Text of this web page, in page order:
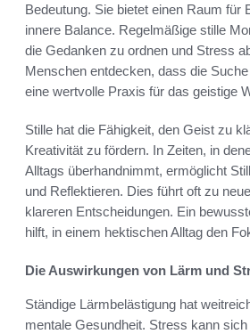
Bedeutung. Sie bietet einen Raum für
innere Balance. Regelmäßige stille
die Gedanken zu ordnen und Stress
Menschen entdecken, dass die
eine wertvolle Praxis für das geistige
Stille hat die Fähigkeit, den Geist zu
Kreativität zu fördern. In Zeiten, in
Alltags überhandnimmt, ermöglicht
und Reflektieren. Dies führt oft zu
klareren Entscheidungen. Ein
hilft, in einem hektischen Alltag den
Die Auswirkungen von Lärm und
Ständige Lärmbelästigung hat
mentale Gesundheit. Stress kann